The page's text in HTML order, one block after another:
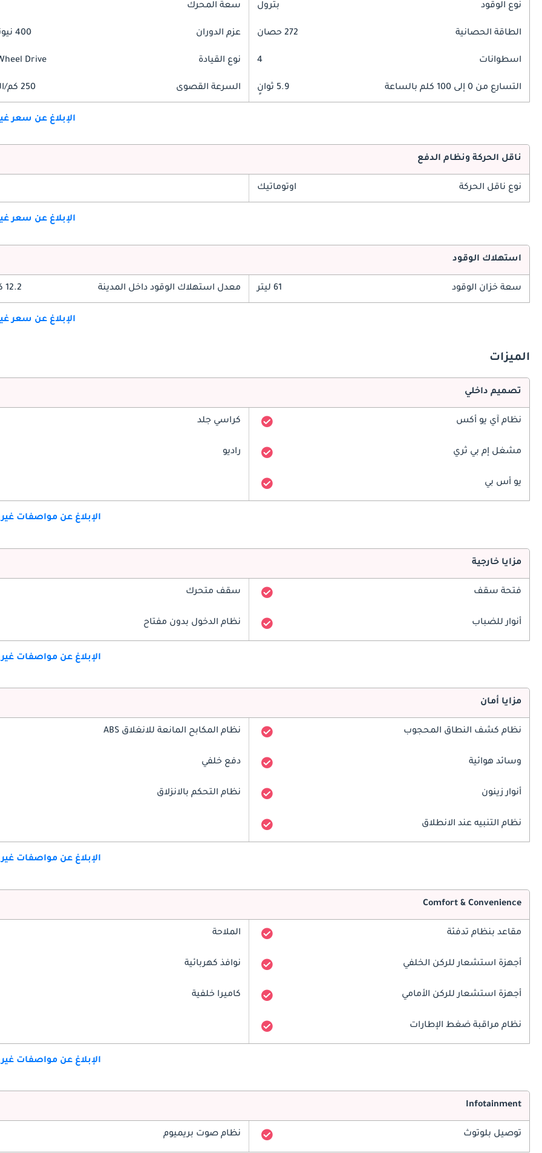
نوع الوقود بترول سعة المحرك
الطاقة الحصانية 272 حصان عزم الدوران 400 نيوتن-متر
اسطوانات 4 نوع القيادة Drive
التسارع من 0 إلى 100 كلم بالساعة 5.9 ثوانٍ السرعة القصوى 250 كم/الساعة
الإبلاغ عن سعر
ناقل الحركة ونظام الدفع
نوع ناقل الحركة اوتوماتيك
الإبلاغ عن سعر
استهلاك الوقود
سعة خزان الوقود 61 ليتر معدل استهلاك الوقود داخل المدينة 12.2 كم/ليتر
الإبلاغ عن سعر
الميزات
تصميم داخلي
نظام آي يو أكس كراسي جلد
مشغل إم بي ثري راديو
يو أس بي
الإبلاغ عن مواصفات
مزايا خارجية
فتحة سقف سقف متحرك
أنوار للضباب نظام الدخول بدون مفتاح
الإبلاغ عن مواصفات
مزايا أمان
نظام كشف النطاق المحجوب نظام المكابح المانعة للانغلاق ABS
وسائد هوائية دفع خلفي
أنوار زينون نظام التحكم بالانزلاق
نظام التنبيه عند الانطلاق
الإبلاغ عن مواصفات
Comfort & Convenience
مقاعد بنظام تدفئة الملاحة
أجهزة استشعار للركن الخلفي نوافذ كهربائية
أجهزة استشعار للركن الأمامي كاميرا خلفية
نظام مراقبة ضغط الإطارات
الإبلاغ عن مواصفات
Infotainment
توصيل بلوتوث نظام صوت بريميوم